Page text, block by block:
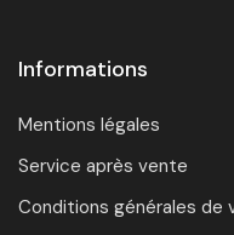
Informations
Mentions légales
Service après vente
Conditions générales de